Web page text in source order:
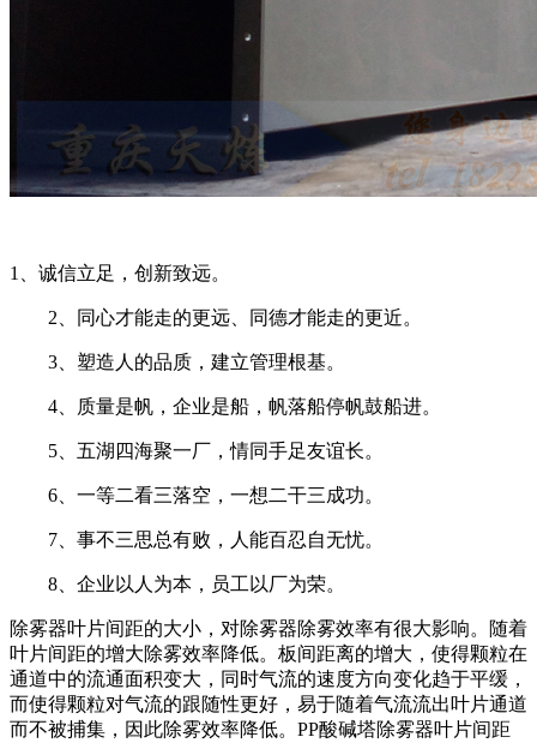
1、诚信立足，创新致远。
2、同心才能走的更远、同德才能走的更近。
3、塑造人的品质，建立管理根基。
4、质量是帆，企业是船，帆落船停帆鼓船进。
5、五湖四海聚一厂，情同手足友谊长。
6、一等二看三落空，一想二干三成功。
7、事不三思总有败，人能百忍自无忧。
8、企业以人为本，员工以厂为荣。
除雾器叶片间距的大小，对除雾器除雾效率有很大影响。随着
叶片间距的增大除雾效率降低。板间距离的增大，使得颗粒在
通道中的流通面积变大，同时气流的速度方向变化趋于平缓，
而使得颗粒对气流的跟随性更好，易于随着气流流出叶片通道
而不被捕集，因此除雾效率降低。PP酸碱塔除雾器叶片间距